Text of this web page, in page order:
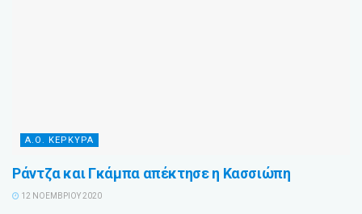
Α.Ο. ΚΕΡΚΥΡΑ
Ράντζα και Γκάμπα απέκτησε η Κασσιώπη
12 ΝΟΕΜΒΡΊΟΥ 2020